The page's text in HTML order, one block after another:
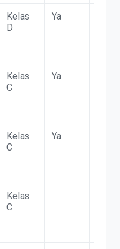
Kelas
D
Ya
Kelas
C
Ya
Kelas
C
Ya
Kelas
C